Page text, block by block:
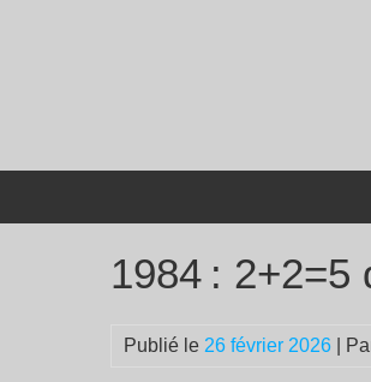
1984 : 2+2=5
Publié le 26 février 2026 |